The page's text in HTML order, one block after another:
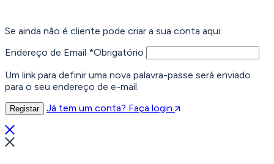
Se ainda não é cliente pode criar a sua conta aqui:
Endereço de Email *Obrigatório
Um link para definir uma nova palavra-passe será enviado
para o seu endereço de e-mail.
Registar Já tem um conta? Faça login